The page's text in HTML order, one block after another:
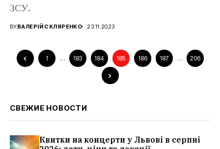
ЗСУ.
BYВАЛЕРІЙ СКЛЯРЕНКО 23.11.2023
1 … 183 184 185 186 187 … 206
СВЕЖИЕ НОВОСТИ
Квитки на концерти у Львові в серпні